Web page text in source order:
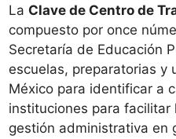
La Clave de Centro de
compuesto por once
Secretaría de Educación
escuelas, preparatorias y
México para identificar a
instituciones para facilitar
gestión administrativa en